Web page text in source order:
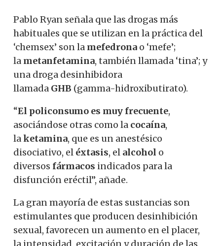
Pablo Ryan señala que las drogas más
habituales que se utilizan en la práctica del
‘chemsex’ son la mefedrona o ‘mefe’;
la metanfetamina, también llamada ‘tina’; y
una droga desinhibidora
llamada GHB (gamma-hidroxibutirato).
“El policonsumo es muy frecuente,
asociándose otras como la cocaína,
laketamina, que es un anestésico
disociativo, el éxtasis, el alcohol o
diversos fármacos indicados para la
disfunción eréctil”, añade.
La gran mayoría de estas sustancias son
estimulantes que producen desinhibición
sexual, favorecen un aumento en el placer,